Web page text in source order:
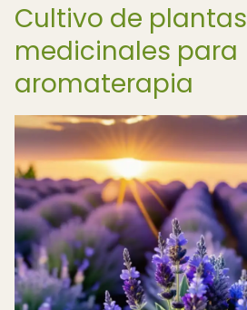
Cultivo de plantas
medicinales para
aromaterapia